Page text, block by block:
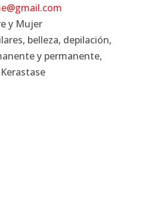
y Mujer
belleza, depilación,
y permanente,